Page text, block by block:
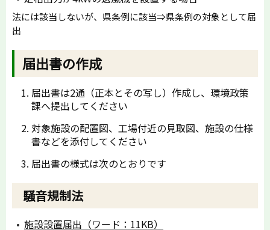
法には該当しないが、県条例に該当⇒県条例の対象として届
出
届出書の作成
届出書は2通（正本とその写し）作成し、環境政策
課へ提出してください
対象施設の配置図、工場付近の見取図、施設の仕様
書などを添付してください
届出書の様式は次のとおりです
騒音規制法
施設設置届出（ワード：11KB）